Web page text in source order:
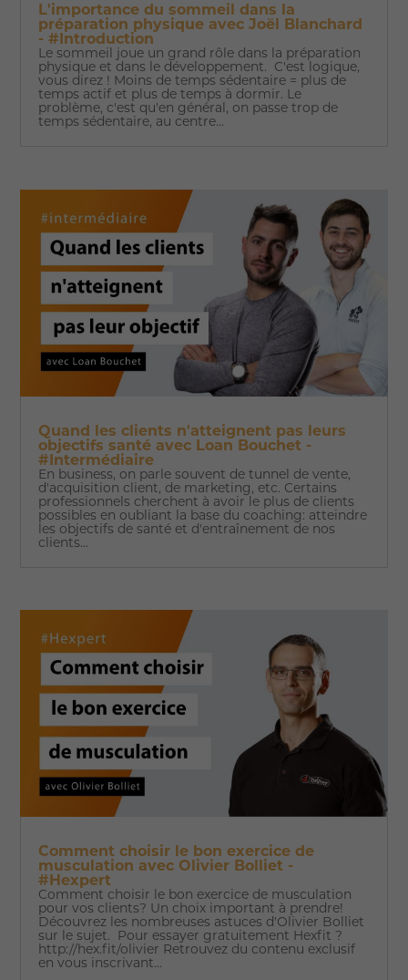
L'importance du sommeil dans la
préparation physique avec Joël Blanchard
- #Introduction
Le sommeil joue un grand rôle dans la préparation
physique et dans le développement. C'est logique,
vous direz ! Moins de temps sédentaire = plus de
temps actif et plus de temps à dormir. Le
problème, c'est qu'en général, on passe trop de
temps sédentaire, au centre...
Quand les clients n'atteignent pas leurs
objectifs santé avec Loan Bouchet -
#Intermédiaire
En business, on parle souvent de tunnel de vente,
d'acquisition client, de marketing, etc. Certains
professionnels cherchent à avoir le plus de clients
possibles en oubliant la base du coaching: atteindre
les objectifs de santé et d'entraînement de nos
clients...
Comment choisir le bon exercice de
musculation avec Olivier Bolliet -
#Hexpert
Comment choisir le bon exercice de musculation
pour vos clients? Un choix important à prendre!
Découvrez les nombreuses astuces d'Olivier Bolliet
sur le sujet. Pour essayer gratuitement Hexfit ?
http://hex.fit/olivier Retrouvez du contenu exclusif
en vous inscrivant...